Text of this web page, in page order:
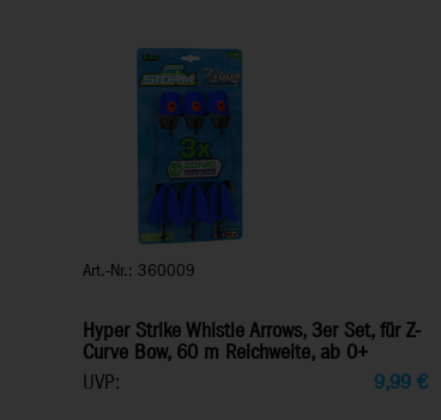
Art.-Nr.: 360009
Hyper Strike Whistle Arrows, 3er Set, für Z-
Curve Bow, 60 m Reichweite, ab 0+
UVP:
9,99 €